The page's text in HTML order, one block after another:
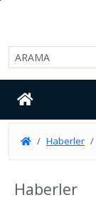
Haberler
Haberler